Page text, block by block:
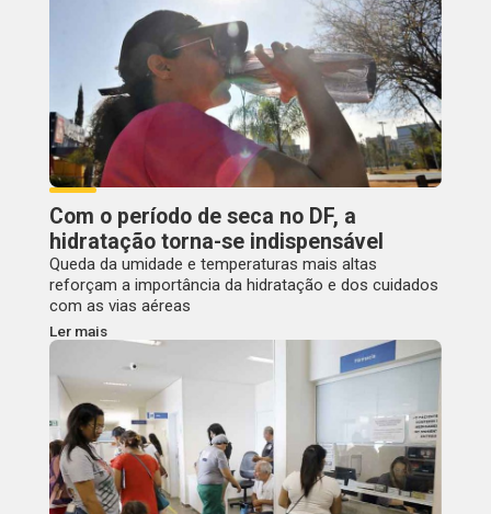
Com o período de seca no DF, a
hidratação torna-se indispensável
Queda da umidade e temperaturas mais altas
reforçam a importância da hidratação e dos cuidados
com as vias aéreas
Ler mais